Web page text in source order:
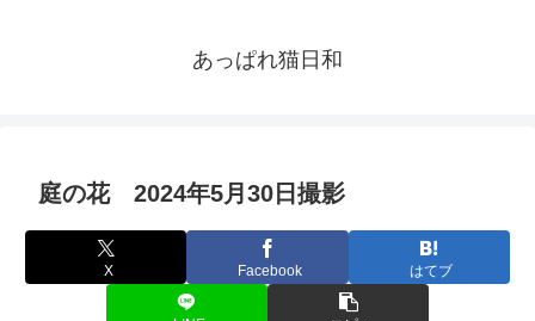
あっぱれ猫日和
庭の花 2024年5月30日撮影
X Facebook はてブ